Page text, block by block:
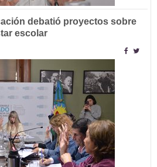
debatió proyectos sobre
escolar